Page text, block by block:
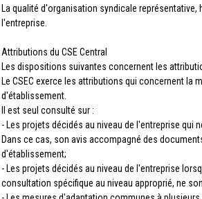
La qualité d'organisation syndicale représentative,
l'entreprise.
Attributions du CSE Central
Les dispositions suivantes concernent les
Le CSEC exerce les attributions qui concernent
d'établissement.
Il est seul consulté sur :
- Les projets décidés au niveau de l'entreprise qui
Dans ce cas, son avis accompagné des
d'établissement;
- Les projets décidés au niveau de l'entreprise
consultation spécifique au niveau approprié, ne